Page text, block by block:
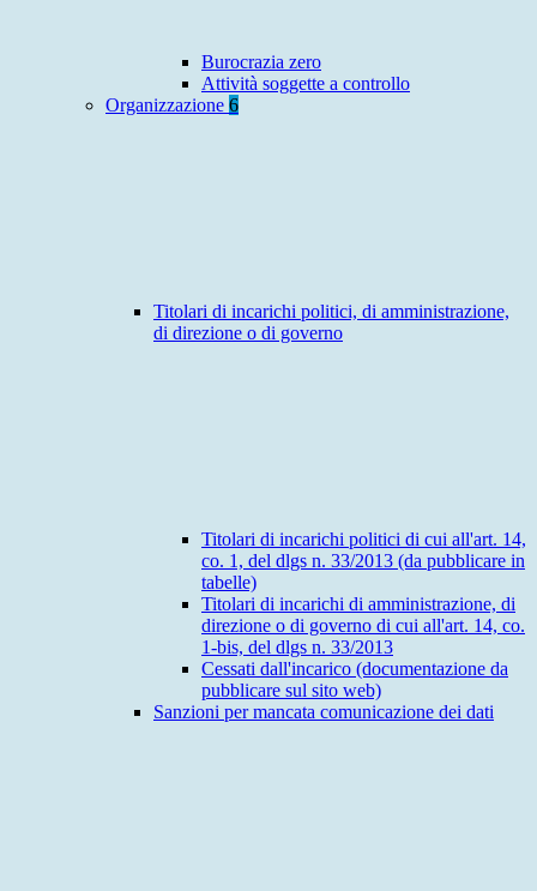
Burocrazia zero
Attività soggette a controllo
Organizzazione 6
Titolari di incarichi politici, di amministrazione,
di direzione o di governo
Titolari di incarichi politici di cui all'art. 14,
co. 1, del dlgs n. 33/2013 (da pubblicare in
tabelle)
Titolari di incarichi di amministrazione, di
direzione o di governo di cui all'art. 14, co.
1-bis, del dlgs n. 33/2013
Cessati dall'incarico (documentazione da
pubblicare sul sito web)
Sanzioni per mancata comunicazione dei dati